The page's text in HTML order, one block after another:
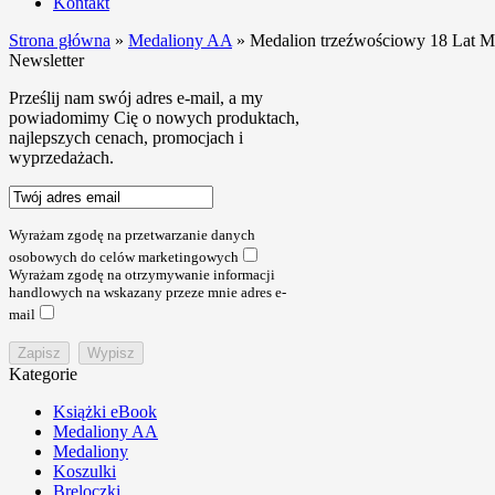
Strona główna » Medaliony AA » Medalion trzeźwościowy 18 Lat
Newsletter
Prześlij nam swój adres e-mail, a my
powiadomimy Cię o nowych produktach,
najlepszych cenach, promocjach i
wyprzedażach.
Wyrażam zgodę na przetwarzanie danych
osobowych do celów marketingowych
Wyrażam zgodę na otrzymywanie informacji
handlowych na wskazany przeze mnie adres e-
mail
Kategorie
Książki eBook
Medaliony AA
Medaliony
Koszulki
Breloczki